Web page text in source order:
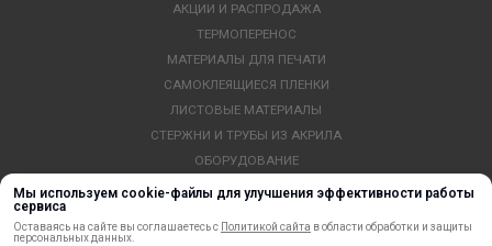
Мы используем cookie-файлы для улучшения эффективности работы
сервиса
Оставаясь на сайте вы соглашаетесь с Политикой сайта в области обработки и защиты
персональных данных.
АКЦИИ И РАСПРОДАЖА
ТЕРМОПЕРЕНОС
МАТЕРИАЛЫ ДЛЯ ПЕЧАТИ
САМОКЛЕЯЩИЕСЯ ПЛЕНКИ
ЛИСТОВЫЕ МАТЕРИАЛЫ
СТЕРЖНИ И ТРУБЫ ИЗ АКРИЛА
ОБОРУДОВАНИЕ
ФЛАГШТОКИ SKYPOLE
КРАСКИ, ЧЕРНИЛА, КАРТРИДЖИ